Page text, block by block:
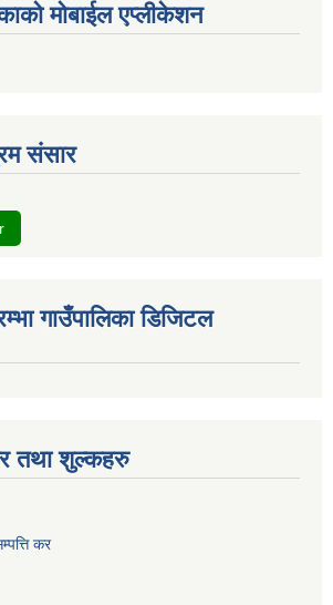
मोबाईल एप्लीकेशन
संसार
गाउँपालिका डिजिटल
तथा शुल्कहरु
कर